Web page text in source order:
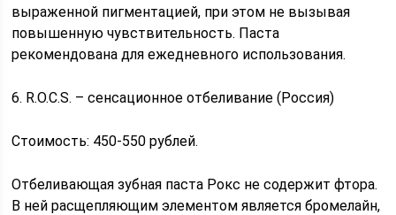
выраженной пигментацией, при этом не вызывая
повышенную чувствительность. Паста
рекомендована для ежедневного использования.
6. R.O.C.S. – сенсационное отбеливание (Россия)
Стоимость: 450-550 рублей.
Отбеливающая зубная паста Рокс не содержит фтора.
В ней расщепляющим элементом является бромелайн,